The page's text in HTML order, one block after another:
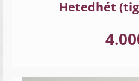
Hetedhét